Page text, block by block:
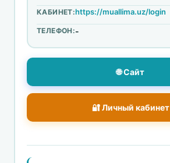
КАБИНЕТ:https://muallima.uz/login
ТЕЛЕФОН:-
🌐 Сайт
🔐 Личный кабинет